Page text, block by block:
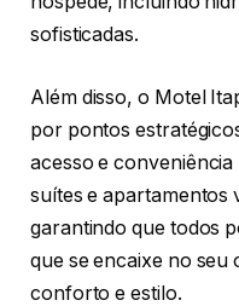
sofisticadas.
Além disso, o Motel
por pontos
acesso e
suítes e apartamentos
garantindo que todos
que se encaixe no
conforto e estilo.